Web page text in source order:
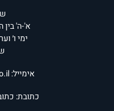
א'-ה' בין השעות
ימי ו׳ וערבי
אימייל:
כתובת: